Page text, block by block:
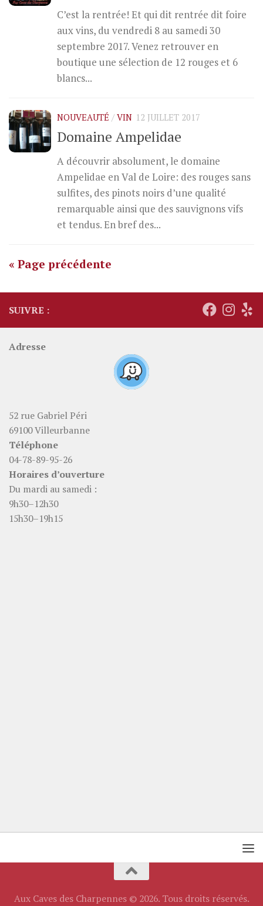
C’est la rentrée! Et qui dit rentrée dit foire
aux vins, du vendredi 8 au samedi 30
septembre 2017. Venez retrouver en
boutique une sélection de 12 rouges et 6
blancs...
NOUVEAUTÉ / VIN 12 JUILLET 2017
Domaine Ampelidae
A découvrir absolument, le domaine
Ampelidae en Val de Loire: des rouges sans
sulfites, des pinots noirs d’une qualité
remarquable ainsi que des sauvignons vifs
et tendus. En bref des...
« Page précédente
SUIVRE :
Adresse
52 rue Gabriel Péri
69100 Villeurbanne
Téléphone
04-78-89-95-26
Horaires d’ouverture
Du mardi au samedi :
9h30–12h30
15h30–19h15
Aux Caves des Charpennes © 2026. Tous droits réservés.